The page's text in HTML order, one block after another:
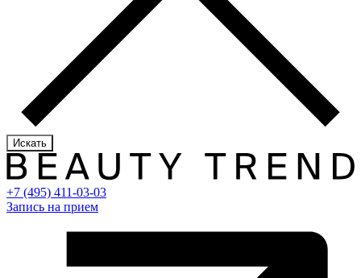
Искать
+7 (495) 411-03-03
Запись на прием